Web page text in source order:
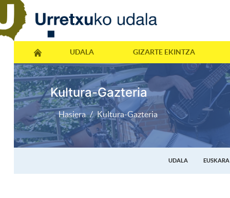
UDALA GIZARTE EKINTZA
Kultura-Gazteria
Hasiera Kultura-Gazteria
UDALA EUSKARA